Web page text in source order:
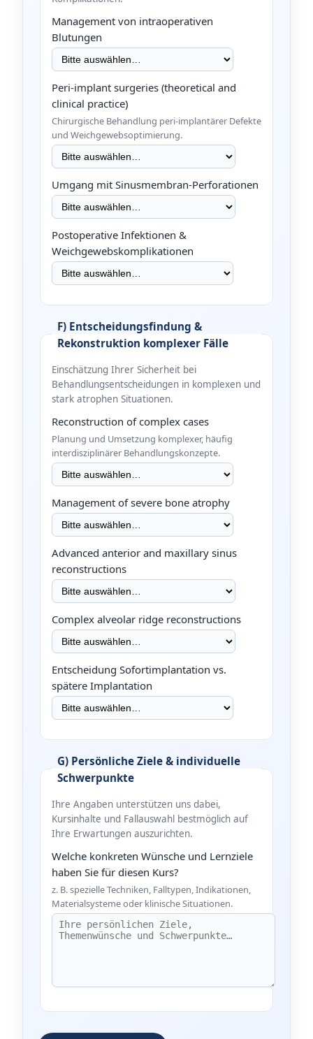
Management von intraoperativen
Blutungen
Peri-implant surgeries (theoretical and
clinical practice)
Chirurgische Behandlung peri-implantärer Defekte
und Weichgewebsoptimierung.
Umgang mit Sinusmembran-Perforationen
Postoperative Infektionen &
Weichgewebskomplikationen
F) Entscheidungsfindung &
Rekonstruktion komplexer Fälle
Einschätzung Ihrer Sicherheit bei
Behandlungsentscheidungen in komplexen und
stark atrophen Situationen.
Reconstruction of complex cases
Planung und Umsetzung komplexer, häufig
interdisziplinärer Behandlungskonzepte.
Management of severe bone atrophy
Advanced anterior and maxillary sinus
reconstructions
Complex alveolar ridge reconstructions
Entscheidung Sofortimplantation vs.
spätere Implantation
G) Persönliche Ziele & individuelle
Schwerpunkte
Ihre Angaben unterstützen uns dabei,
Kursinhalte und Fallauswahl bestmöglich auf
Ihre Erwartungen auszurichten.
Welche konkreten Wünsche und Lernziele
haben Sie für diesen Kurs?
z. B. spezielle Techniken, Falltypen, Indikationen,
Materialsysteme oder klinische Situationen.